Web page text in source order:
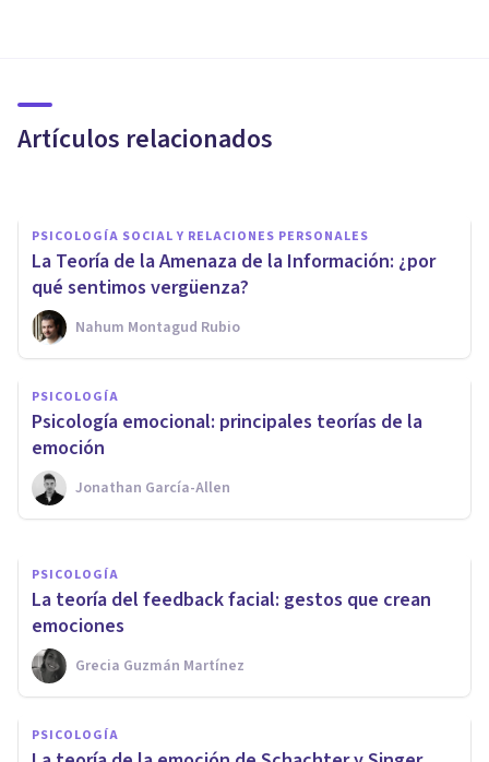
Artículos relacionados
sobre la depresión
PSICOLOGÍA SOCIAL Y RELACIONES PERSONALES
La Teoría de la Amenaza de la Información: ¿por
qué sentimos vergüenza?
Nahum Montagud Rubio
PSICOLOGÍA
Psicología emocional: principales teorías de la
emoción
Jonathan García-Allen
La teoría de Cannon-Bard
sobre las emociones
Laura Ruiz Mitjana
PSICOLOGÍA
La teoría del feedback facial: gestos que crean
emociones
Grecia Guzmán Martínez
PSICOLOGÍA